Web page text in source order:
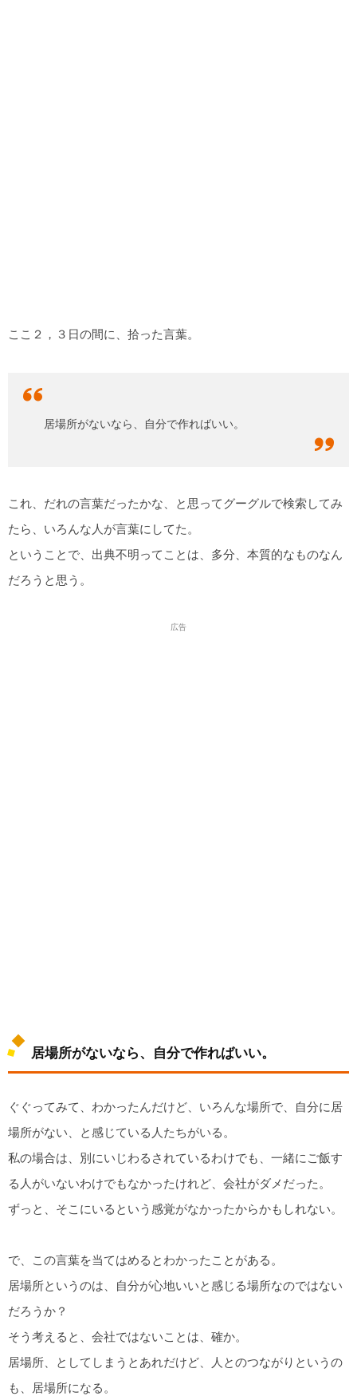
ここ２，３日の間に、拾った言葉。
居場所がないなら、自分で作ればいい。
これ、だれの言葉だったかな、と思ってグーグルで検索してみ
たら、いろんな人が言葉にしてた。
ということで、出典不明ってことは、多分、本質的なものなん
だろうと思う。
広告
居場所がないなら、自分で作ればいい。
ぐぐってみて、わかったんだけど、いろんな場所で、自分に居
場所がない、と感じている人たちがいる。
私の場合は、別にいじわるされているわけでも、一緒にご飯す
る人がいないわけでもなかったけれど、会社がダメだった。
ずっと、そこにいるという感覚がなかったからかもしれない。
で、この言葉を当てはめるとわかったことがある。
居場所というのは、自分が心地いいと感じる場所なのではない
だろうか？
そう考えると、会社ではないことは、確か。
居場所、としてしまうとあれだけど、人とのつながりというの
も、居場所になる。